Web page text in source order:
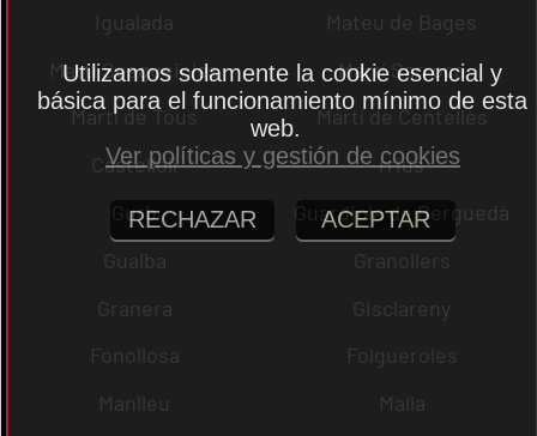
Igualada
Mateu de Bages
Martí Sesgueioles
Martí Sarroca
Martí de Tous
Martí de Centelles
Castellolí
rrius
Gurb
Guardiola de Berguedà
Gualba
Granollers
Granera
Gisclareny
Fonollosa
Folgueroles
Manlleu
Malla
Utilizamos solamente la cookie esencial y
básica para el funcionamiento mínimo de esta
web.
Ver políticas y gestión de cookies
RECHAZAR ACEPTAR